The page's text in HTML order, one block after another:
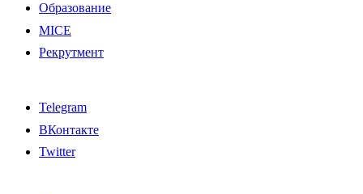
Образование
MICE
Рекрутмент
Telegram
ВКонтакте
Twitter